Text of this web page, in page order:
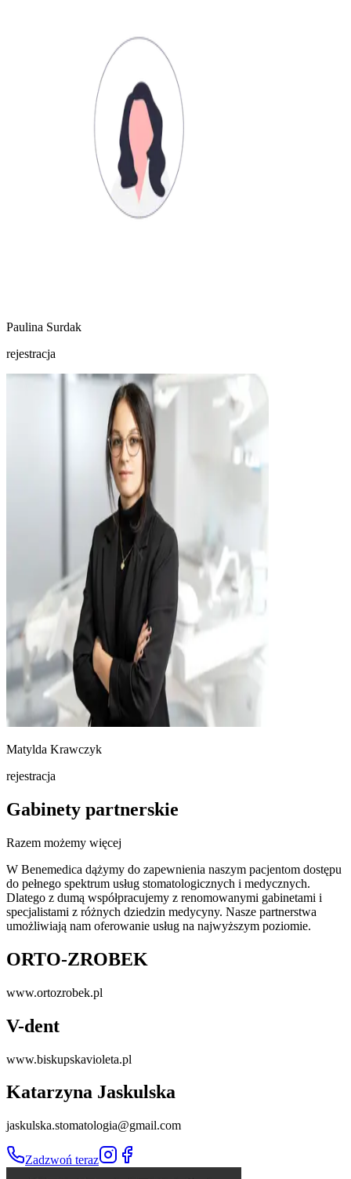
Paulina Surdak
rejestracja
Matylda Krawczyk
rejestracja
Gabinety partnerskie
Razem możemy więcej
W Benemedica dążymy do zapewnienia naszym pacjentom dostępu
do pełnego spektrum usług stomatologicznych i medycznych.
Dlatego z dumą współpracujemy z renomowanymi gabinetami i
specjalistami z różnych dziedzin medycyny. Nasze partnerstwa
umożliwiają nam oferowanie usług na najwyższym poziomie.
ORTO-ZROBEK
www.ortozrobek.pl
V-dent
www.biskupskavioleta.pl
Katarzyna Jaskulska
jaskulska.stomatologia@gmail.com
Zadzwoń teraz